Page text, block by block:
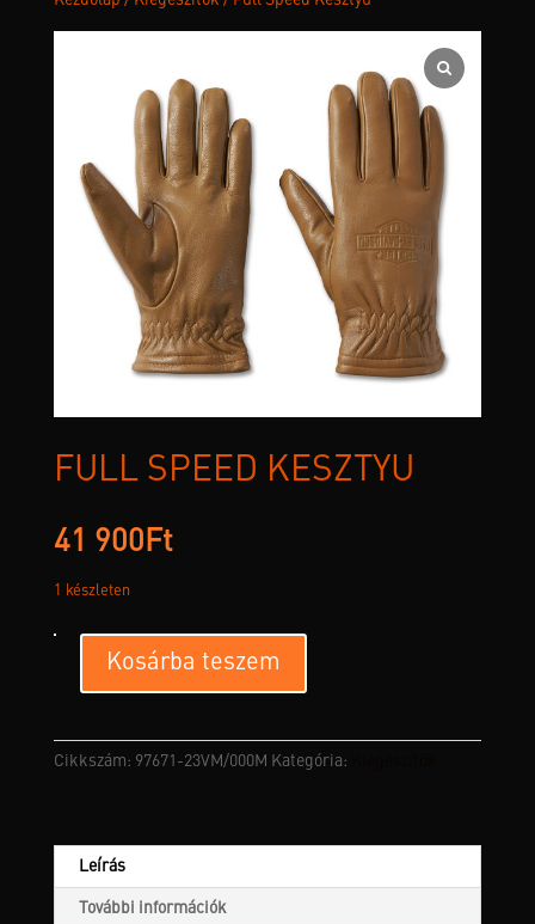
FULL SPEED KESZTYŰ
41 900Ft
1 készleten
Kosárba teszem
Cikkszám: 97671-23VM/000M Kategória:
Leírás
További információk